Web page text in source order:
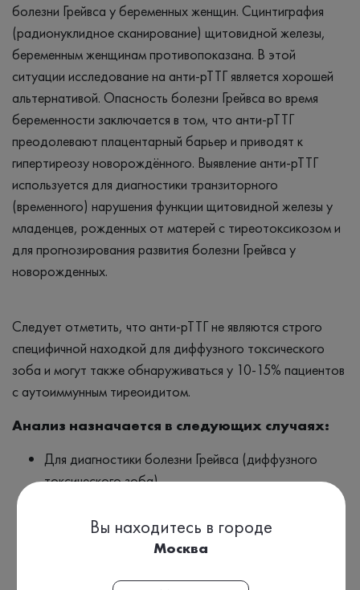
болезни Грейвса у беременных женщин. Сцинтиграфия
(радионуклидное сканирование) щитовидной железы,
беременным женщинам противопоказана. В этой
ситуации исследование на анти-рТТГ является хорошей
альтернативой. Опасность болезни Грейвса во время
беременности заключается в том, что анти-рТТГ
преодолевают плацентарный барьер и приводят к
гипертиреозу новорождённого. Выявление анти-рТТГ
используется для диагностики транзиторного
(временного) нарушения функции щитовидной железы у
младенцев, рожденных от матерей с тиреотоксикозом и
для прогнозирования развития болезни Грейвса у
новорожденных.
Следует отметить, что анти-рТТГ не являются строго
специфичной находкой для диффузного токсического
зоба и могут также обнаруживаться у 10-15% пациентов
с аутоиммунным тиреоидитом.
Анализ назначается в следующих случаях:
Для диагностики болезни Грейвса (диффузного
токсического зоба)
беспокойство, дрожание рук, чувство перебоев в
работе сердца, нарушение менструального цикла,
потеря веса (несмотря на повышенный аппетит),
Вы находитесь в городе
Москва